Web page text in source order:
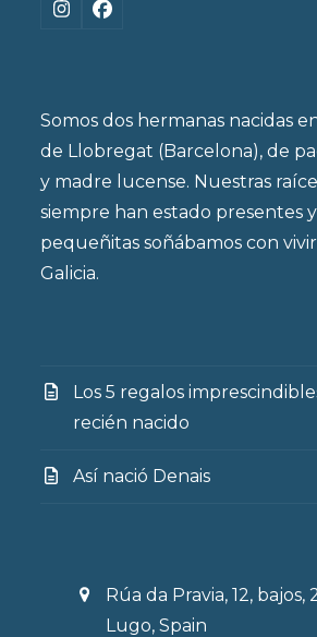
Instagram
Facebook
Somos dos hermanas nacidas
de Llobregat (Barcelona), de
y madre lucense. Nuestras
siempre han estado presentes
pequeñitas soñábamos con
Galicia.
Los 5 regalos
recién nacido
Así nació Denais
Rúa da Pravia, 12,
Lugo, Spain